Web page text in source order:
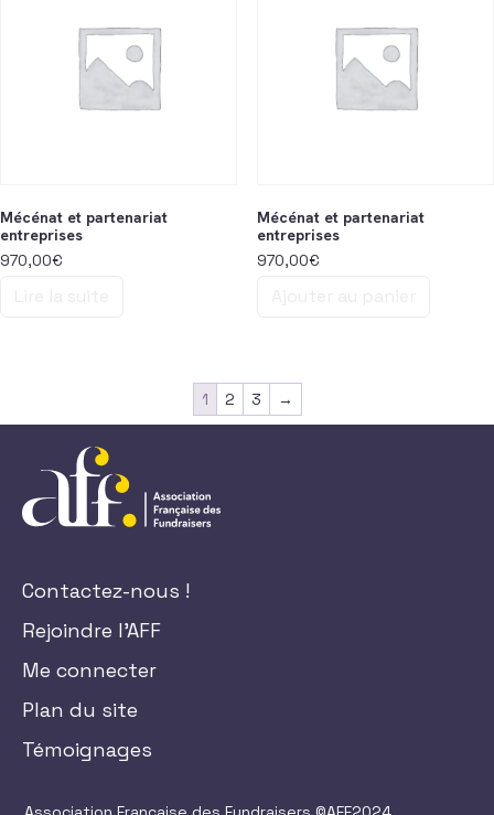
Mécénat et partenariat
entreprises
970,00€
Mécénat et partenariat
entreprises
970,00€
1 2 3 →
Contactez-nous !
Rejoindre l'AFF
Me connecter
Plan du site
Témoignages